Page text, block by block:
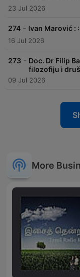
23 Jul 2026
274 - Ivan Marović : :
16 Jul 2026
273 - Doc. Dr Filip
filozofiju i
09 Jul 2026
More